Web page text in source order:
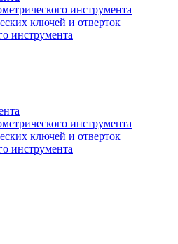
инструмента
ключей и отверток
инструмента
инструмента
ключей и отверток
инструмента